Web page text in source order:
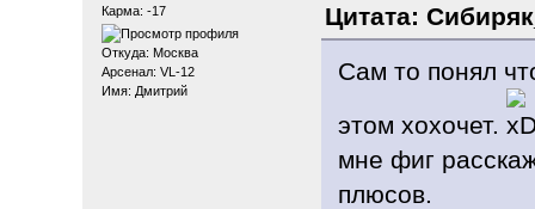
Карма: -17
Откуда: Москва
Арсенал: VL-12
Имя: Дмитрий
Цитата:
Сам то понял
этом хохочет.
мне фиг
плюсов.